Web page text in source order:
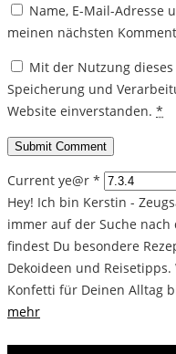
Name, E-Mail-Adresse
meinen nächsten
Mit der Nutzung
Speicherung und
Website einverstanden. *
Current ye@r *
Hey! Ich bin Kerstin -
immer auf der Suche
findest Du besondere
Dekoideen und
Konfetti für Deinen Alltag
mehr